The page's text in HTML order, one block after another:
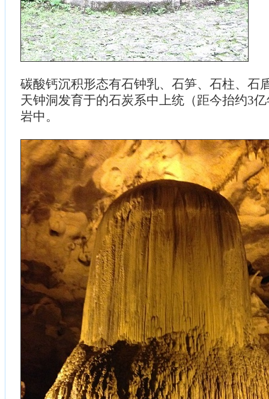
碳酸钙沉积形态有石钟乳、石笋、石柱、石
天钟洞发育于的石炭系中上统（距今抬约3
岩中。